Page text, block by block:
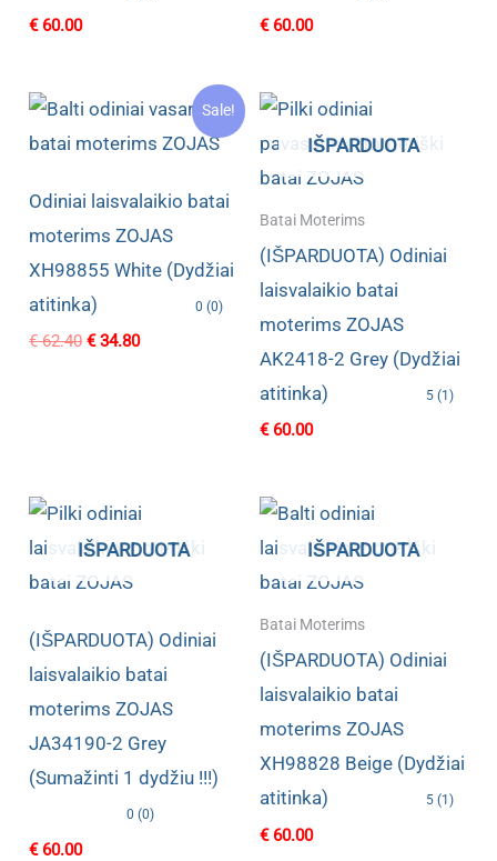
€60.00 €60.00
Sale!
Odiniai laisvalaikio batai
moterims ZOJAS
XH98855 White (Dydžiai
atitinka)
0 (0)
€62.40 Original
€34.80Current
IŠPARDUOTA
Batai Moterims
(IŠPARDUOTA) Odiniai
laisvalaikio batai
moterims ZOJAS
AK2418-2 Grey (Dydžiai
atitinka)
5 (1)
€60.00
IŠPARDUOTA
(IŠPARDUOTA) Odiniai
laisvalaikio batai
moterims ZOJAS
JA34190-2 Grey
(Sumažinti 1 dydžiu !!!)
0 (0)
€60.00
IŠPARDUOTA
Batai Moterims
(IŠPARDUOTA) Odiniai
laisvalaikio batai
moterims ZOJAS
XH98828 Beige (Dydžiai
atitinka)
5 (1)
€60.00